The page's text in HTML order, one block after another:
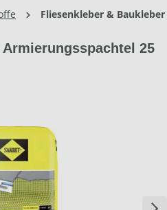
Fliesenkleber & Baukleber
Armierungsspachtel 25